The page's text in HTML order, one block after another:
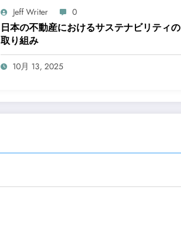
Jeff Writer 0
日本の不動産におけるサステナビリティの
取り組み
10月 13, 2025